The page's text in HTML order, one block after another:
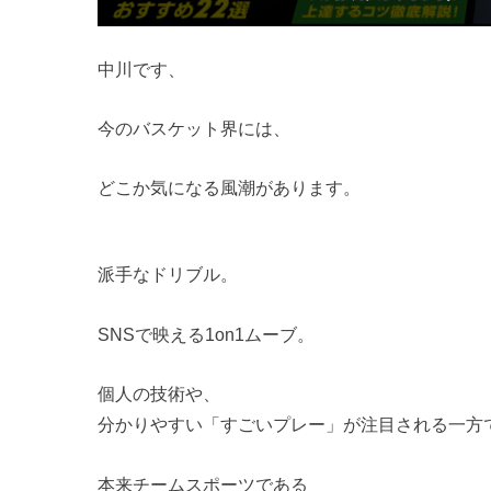
中川です、
今のバスケット界には、
どこか気になる風潮があります。
派手なドリブル。
SNSで映える1on1ムーブ。
個人の技術や、
分かりやすい「すごいプレー」が注目される一方
本来チームスポーツである